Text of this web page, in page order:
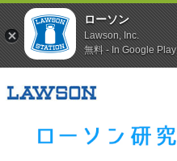
ローソン
Lawson, Inc.
無料 - In Google Play